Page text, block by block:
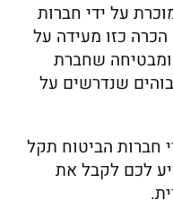
על ידי חברות
הכרה כזו מעידה על
ומבטיחה שחברת
שנדרשים על
חברות הביטוח תקל
לכם לקבל את